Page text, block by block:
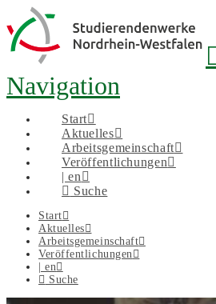
Navigation
Start
Aktuelles
Arbeitsgemeinschaft
Veröffentlichungen
| en
Suche
Start
Aktuelles
Arbeitsgemeinschaft
Veröffentlichungen
| en
Suche